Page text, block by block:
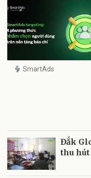
SmartAds
Đắk
thu hút